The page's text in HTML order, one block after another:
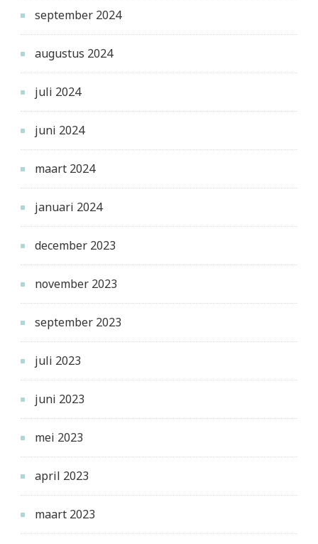
september 2024
augustus 2024
juli 2024
juni 2024
maart 2024
januari 2024
december 2023
november 2023
september 2023
juli 2023
juni 2023
mei 2023
april 2023
maart 2023